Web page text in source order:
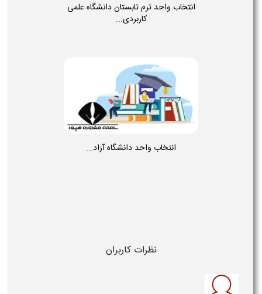
انتخاب واحد ترم تابستان دانشگاه علمی
کاربردی...
انتخاب واحد دانشگاه آزاد...
نظرات کاربران